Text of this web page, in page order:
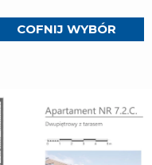
COFNIJ WYBÓR